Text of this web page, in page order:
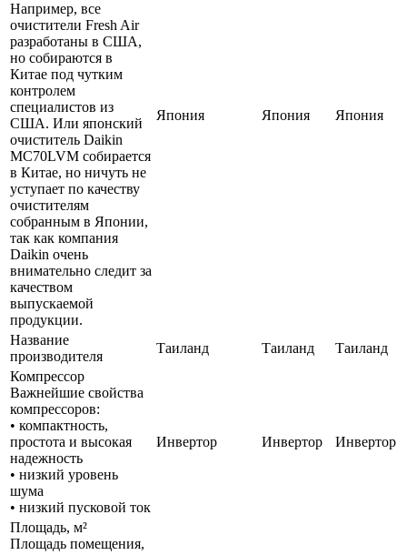
Например, все
очистители Fresh Air
разработаны в США,
но собираются в
Китае под чутким
контролем
специалистов из
США. Или японский
очиститель Daikin
MC70LVM собирается
в Китае, но ничуть не
уступает по качеству
очистителям
собранным в Японии,
так как компания
Daikin очень
внимательно следит за
качеством
выпускаемой
продукции.
Япония Япония Япония
Название
производителя
Таиланд Таиланд
Таиланд
Компрессор
Важнейшие свойства
компрессоров:
• компактность,
простота и высокая
надежность
• низкий уровень
шума
• низкий пусковой ток
Инвертор Инвертор Инвертор
Площадь, м²
Площадь помещения,